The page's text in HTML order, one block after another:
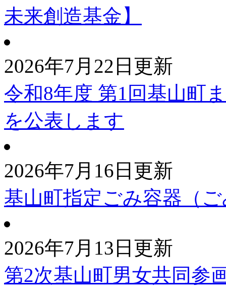
未来創造基金】
2026年7月22日更新
令和8年度 第1回基山町
を公表します
2026年7月16日更新
基山町指定ごみ容器（
2026年7月13日更新
第2次基山町男女共同参